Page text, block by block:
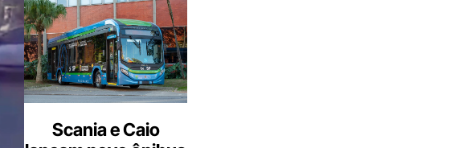
Scania e Caio